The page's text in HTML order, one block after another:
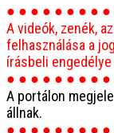
● ● ● ● ● ● ● ●
A videók, zenék,
felhasználása a
írásbeli
● ● ● ● ● ● ● ●
A portálon
állnak.
● ● ● ● ● ● ● ●